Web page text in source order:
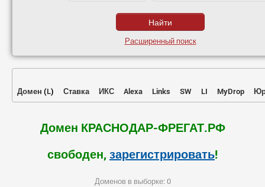
Расширенный поиск
Домен (L) Ставка ИКС Alexa Links SW LI MyDrop
Домен КРАСНОДАР-ФРЕГАТ.РФ
свободен, зарегистрировать!
Доменов в выборке: 0